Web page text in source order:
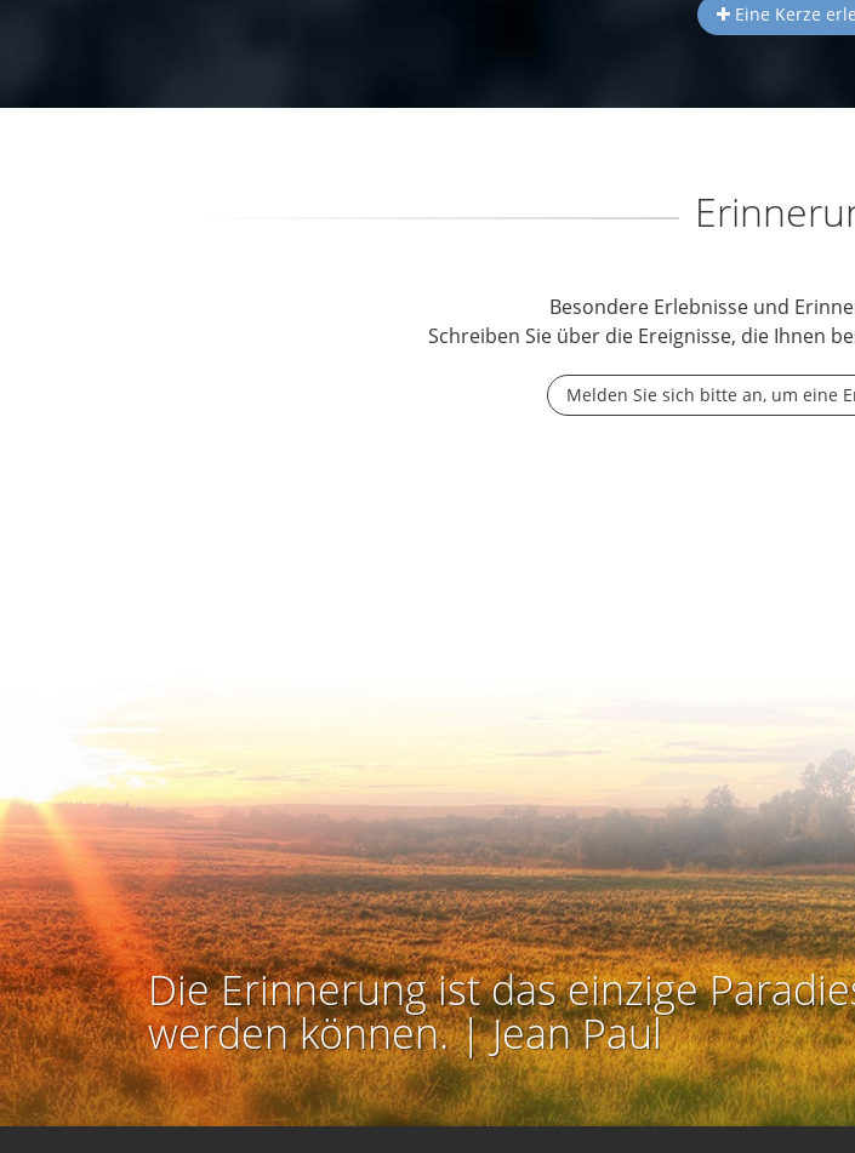
Eine Kerze
Besondere Erlebnisse und
Schreiben Sie über die Ereignisse, die Ihnen
Melden Sie sich bitte an, um eine
Die Erinnerung ist das einzige
werden können. | Jean Paul